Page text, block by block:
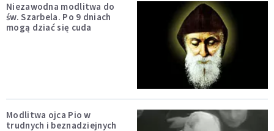
Niezawodna modlitwa do
św. Szarbela. Po 9 dniach
mogą dziać się cuda
Modlitwa ojca Pio w
trudnych i beznadziejnych